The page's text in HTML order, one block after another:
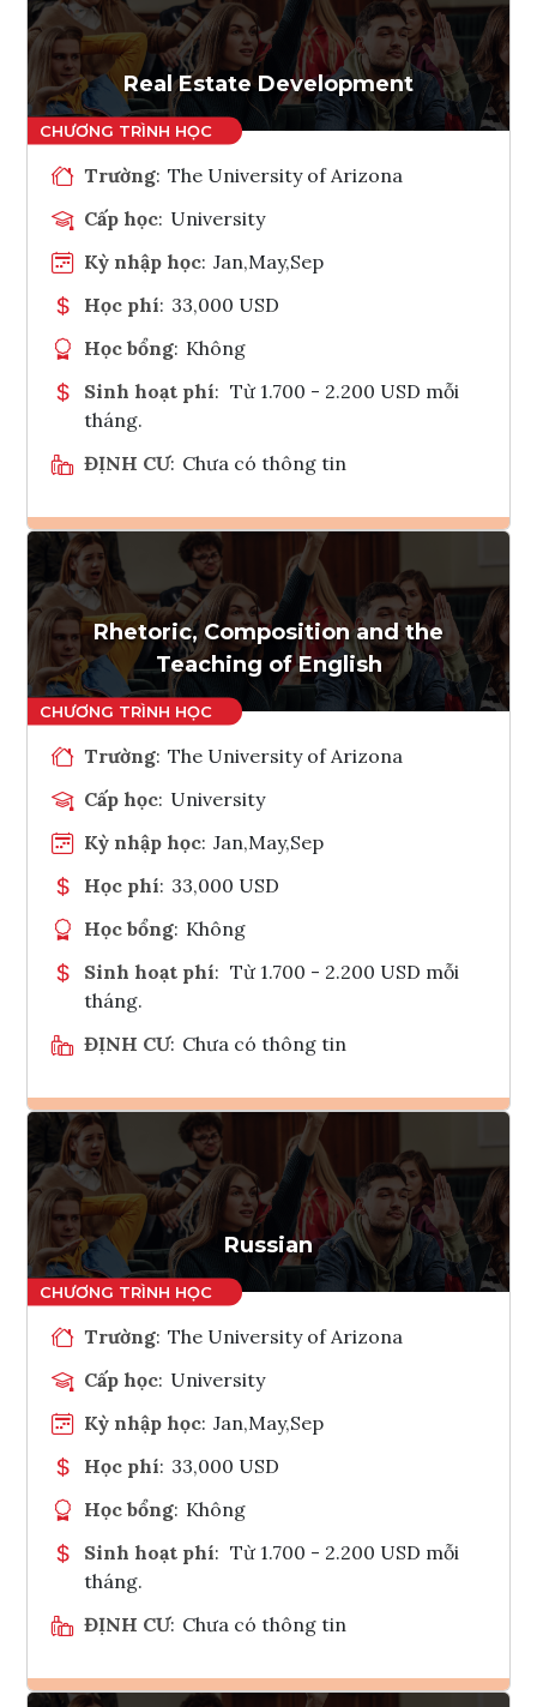
Tham vấn Interlink
Real Estate Development
Trường: The University of Arizona
Cấp học: University
Kỳ nhập học: Jan,May,Sep
Học phí: 33,000 USD
Học bổng: Không
Sinh hoạt phí: Từ 1.700 - 2.200 USD mỗi
tháng.
ĐỊNH CƯ: Chưa có thông tin
Ghi danh
Tham vấn Interlink
Rhetoric, Composition and the
Teaching of English
Trường: The University of Arizona
Cấp học: University
Kỳ nhập học: Jan,May,Sep
Học phí: 33,000 USD
Học bổng: Không
Sinh hoạt phí: Từ 1.700 - 2.200 USD mỗi
tháng.
ĐỊNH CƯ: Chưa có thông tin
Ghi danh
Tham vấn Interlink
Russian
Trường: The University of Arizona
Cấp học: University
Kỳ nhập học: Jan,May,Sep
Học phí: 33,000 USD
Học bổng: Không
Sinh hoạt phí: Từ 1.700 - 2.200 USD mỗi
tháng.
ĐỊNH CƯ: Chưa có thông tin